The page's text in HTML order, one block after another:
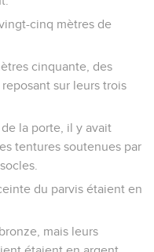
cinq mètres de
cinquante, des
sur leurs trois
la porte, il y avait
tentures soutenues par
du parvis étaient en
mais leurs